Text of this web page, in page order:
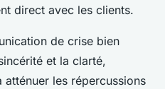
direct avec les clients.
de crise bien
et la clarté,
les répercussions